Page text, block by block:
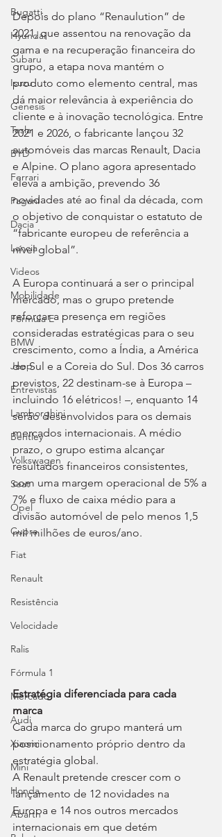
Bugatti
Hyundai
Subaru
Isuzu
Genesis
Tesla
BYD
Ferrari
Pagani
Dacia
Lancia
Videos
Mobilidade
Fórmula E
BMW
Jeep
Entrevistas
Lamborghini
Bentley
Volkswagen
Seat
Opel
Cupra
Fiat
Renault
Resistência
Velocidade
Ralis
Fórmula 1
Mercado
Audi
Xiaomi
Mini
Honda
Abarth
Depois do plano “Renaulution” de
2021, que assentou na renovação da
gama e na recuperação financeira do
grupo, a etapa nova mantém o
produto como elemento central, mas
dá maior relevância à experiência do
cliente e à inovação tecnológica. Entre
2021 e 2026, o fabricante lançou 32
automóveis das marcas Renault, Dacia
e Alpine. O plano agora apresentado
eleva a ambição, prevendo 36
novidades até ao final da década, com
o objetivo de conquistar o estatuto de
“fabricante europeu de referência a
nível global”.
A Europa continuará a ser o principal
mercado, mas o grupo pretende
reforçar a presença em regiões
consideradas estratégicas para o seu
crescimento, como a Índia, a América
do Sul e a Coreia do Sul. Dos 36 carros
previstos, 22 destinam-se à Europa –
incluindo 16 elétricos! –, enquanto 14
serão desenvolvidos para os demais
mercados internacionais. A médio
prazo, o grupo estima alcançar
resultados financeiros consistentes,
com uma margem operacional de 5% a
7% e fluxo de caixa médio para a
divisão automóvel de pelo menos 1,5
mil milhões de euros/ano.
Estratégia diferenciada para cada
marca
Cada marca do grupo manterá um
posicionamento próprio dentro da
estratégia global.
A Renault pretende crescer com o
lançamento de 12 novidades na
Europa e 14 nos outros mercados
internacionais em que detém